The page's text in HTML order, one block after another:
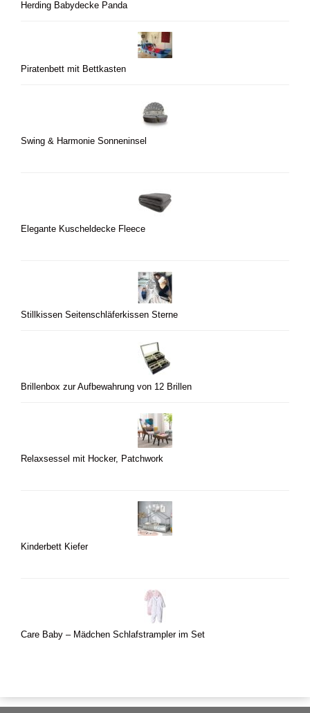
Herding Babydecke Panda
Piratenbett mit Bettkasten
Swing & Harmonie Sonneninsel
Elegante Kuscheldecke Fleece
Stillkissen Seitenschläferkissen Sterne
Brillenbox zur Aufbewahrung von 12 Brillen
Relaxsessel mit Hocker, Patchwork
Kinderbett Kiefer
Care Baby – Mädchen Schlafstrampler im Set